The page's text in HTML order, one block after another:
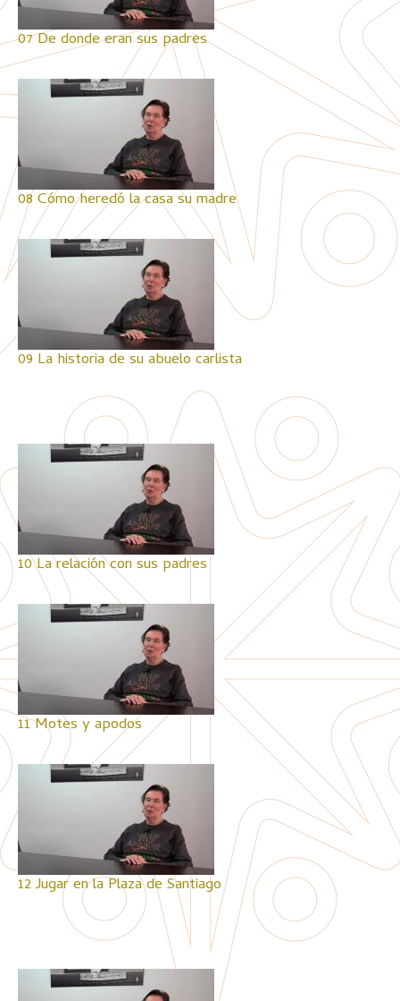
07 De donde eran sus padres
08 Cómo heredó la casa su madre
09 La historia de su abuelo carlista
10 La relación con sus padres
11 Motes y apodos
12 Jugar en la Plaza de Santiago